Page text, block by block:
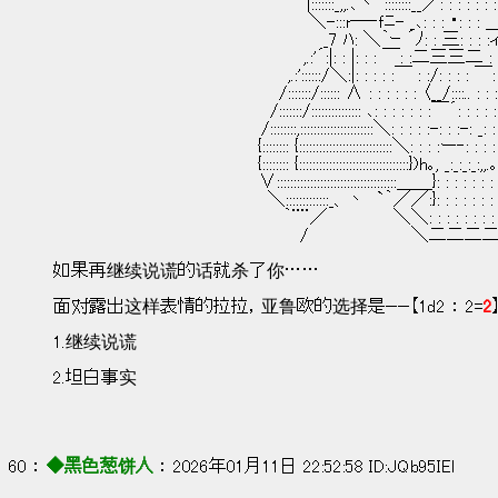
|:::::::_,,.､丶´::::::::__／: : : : : : :＼:::::::::＼
＼-:::r―‐ｆﾆ- _､: : : ・: : : ＿__＼
_7 ﾊ: ＼｀ｰ ´ﾉ: : 三: : : :ィΤ二`''
,.:'´:|: : |: : : ￣: :二三三二 : :､｀¨¨¨´
,.:'::::::/＼:|: : : : :￣ : :/: : : : ￣: : :￣￣: :
/:::::::/:::::: ∧ : : : : : : 〈__/::::.. : : : : : : : : : :
/:::::::/::::::::::::::: ､: : : : : : :￣´: : : : : : : : : : : :
/::::::::,::::::::::::::::::::::＼: : : : :-: : :-: _: : : : : : : : :
{:::::::: {::::::::::::::::::::::::::::＼: : : :ー‐: : : : : : :_､‐''
{:::::::: {:::::::::::::::::::::::::::::::::})h｡, _:_:_:_:,,.｡s''´: :
∨::::::::::::::::::::::::::::::::::::＿＿}: : : : : : : : : : : :∨ 〕
＼:::::::::::::_、丶　`｀／／:}: : : : : : : : : : : :/ /
｀¨¨／　　 　 　 ＼＼: : : : : : : : : : ／／　
/　　　　　 　 　 ＼二二二二二／ 　　　　
如果再继续说谎的话就杀了你……
面对露出这样表情的拉拉，亚鲁欧的选择是——【1d2 ： 2=2
1.继续说谎
2.坦白事实
60 ： ◆黑色葱饼人 ： 2026年01月11日 22:52:58 ID:JQb95IEl